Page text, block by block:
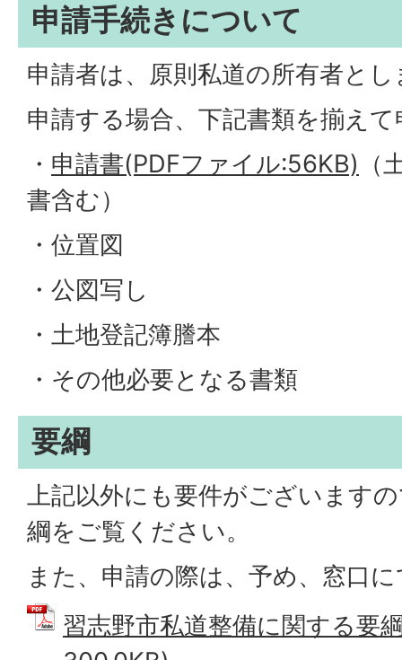
申請手続きについて
申請者は、原則私道の所有者とし
申請する場合、下記書類を揃え
・ 申請書(PDFファイル:56KB)
書含む）
・位置図
・公図写し
・土地登記簿謄本
・その他必要となる書類
要綱
上記以外にも要件がございます
綱をご覧ください。
また、申請の際は、予め、窓口
習志野市私道整備に関する要